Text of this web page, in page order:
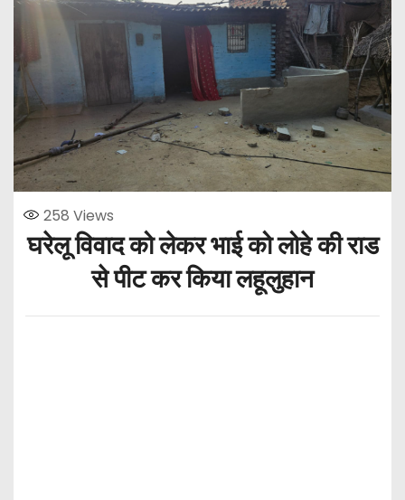
258 Views
घरेलू विवाद को लेकर भाई को लोहे की राड
से पीट कर किया लहूलुहान